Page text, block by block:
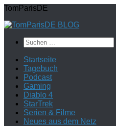
Zum
springen
TomParisDE
Suchen
nach:
Startseite
Tagebuch
Podcast
Gaming
Diablo 4
StarTrek
Serien & Filme
Neues aus dem Netz